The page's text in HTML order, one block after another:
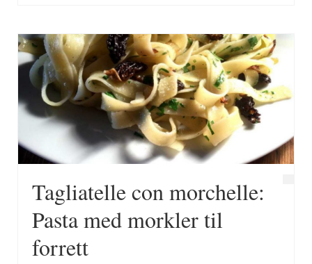
Tagliatelle con morchelle:
Pasta med morkler til
forrett